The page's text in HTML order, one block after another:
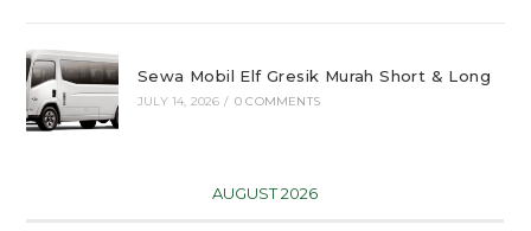
Sewa Mobil Elf Gresik Murah Short & Long
JULY 14, 2026 / 0 COMMENTS
AUGUST 2026